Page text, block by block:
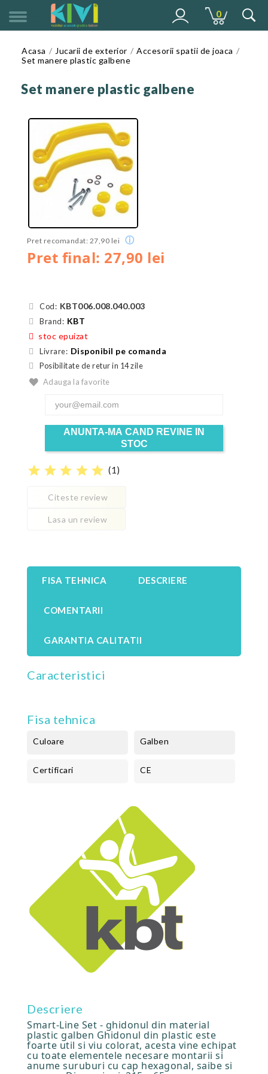
0
Acasa Jucarii de exterior
Accesorii spatii de joaca
Set manere plastic galbene
Set manere plastic galbene
Pret final: 27,90 lei
Pret recomandat: 27,90 lei ⓘ
Cod: KBT006.008.040.003
Brand: KBT
stoc epuizat
Livrare: Disponibil pe comanda
Posibilitate de retur in 14 zile
Adauga la favorite
ANUNTA-MA CAND REVINE IN
STOC
star star star star star (1)
Citeste review
Lasa un review
FISA TEHNICA DESCRIERE
COMENTARII
GARANTIA CALITATII
Caracteristici
Fisa tehnica
Culoare Galben
Certificari CE
Descriere
Smart-Line Set - ghidonul din material
plastic galben Ghidonul din plastic este
foarte util si viu colorat, acesta vine echipat
cu toate elementele necesare montarii si
anume suruburi cu cap hexagonal, saibe si